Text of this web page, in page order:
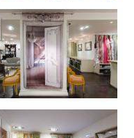
салона тканей
салона тканей